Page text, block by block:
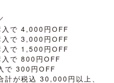
で 4,000円OFF
で 3,000円OFF
で 1,500円OFF
で 800円OFF
で 300円OFF
計が税込 30,000円以上、